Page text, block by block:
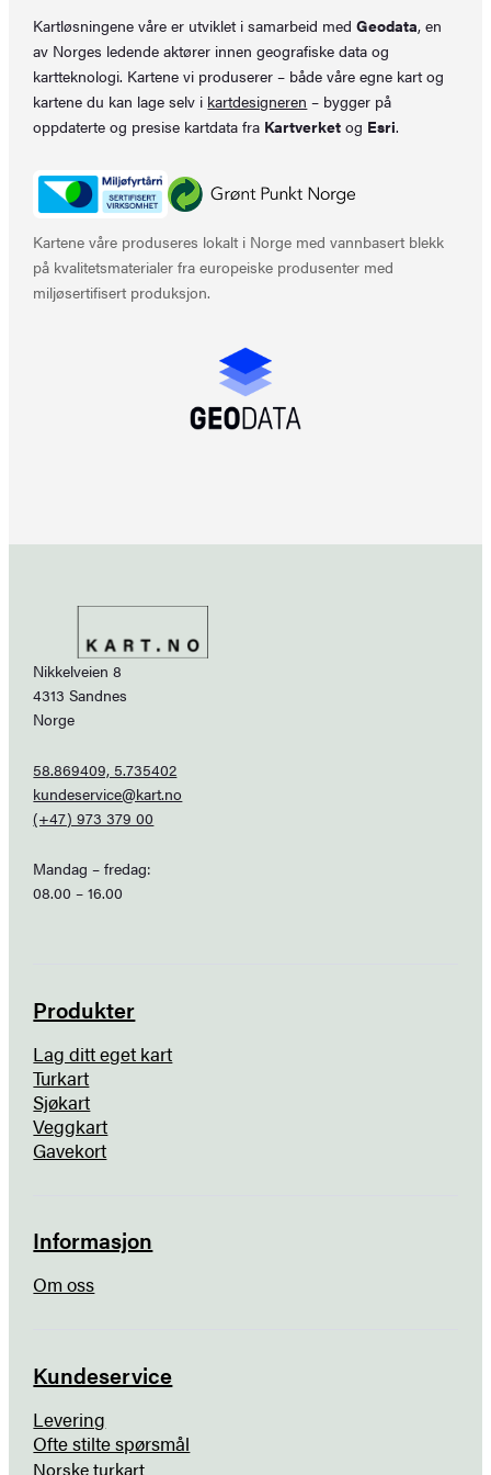
Kartløsningene våre er utviklet i samarbeid medGeodata, en
av Norges ledende aktører innen geografiske data og
kartteknologi. Kartene vi produserer – både våre egne kart og
kartene du kan lage selv i kartdesigneren – bygger på
oppdaterte og presise kartdata fra Kartverket og Esri.
Kartene våre produseres lokalt i Norge med vannbasert blekk
på kvalitetsmaterialer fra europeiske produsenter med
miljøsertifisert produksjon.
Nikkelveien 8
4313 Sandnes
Norge
58.869409, 5.735402
kundeservice@kart.no
(+47) 973 379 00
Mandag – fredag:
08.00 – 16.00
Produkter
Lag ditt eget kart
Turkart
Sjøkart
Veggkart
Gavekort
Informasjon
Om oss
Kundeservice
Levering
Ofte stilte spørsmål
Norske turkart